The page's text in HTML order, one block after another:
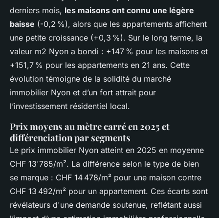
derniers mois, les maisons ont connu une légère
baisse (-0,2 %), alors que les appartements affichent
une petite croissance (+0,3 %). Sur le long terme, la
valeur m2 Nyon a bondi : +147 % pour les maisons et
+151,7 % pour les appartements en 21 ans. Cette
évolution témoigne de la solidité du marché
immobilier Nyon et d’un fort attrait pour
l’investissement résidentiel local.
Prix moyens au mètre carré en 2025 et
différenciation par segments
Le prix immobilier Nyon atteint en 2025 en moyenne
CHF 13'785/m². La différence selon le type de bien
se marque : CHF 14 478/m² pour une maison contre
CHF 13 492/m² pour un appartement. Ces écarts sont
révélateurs d'une demande soutenue, reflétant aussi